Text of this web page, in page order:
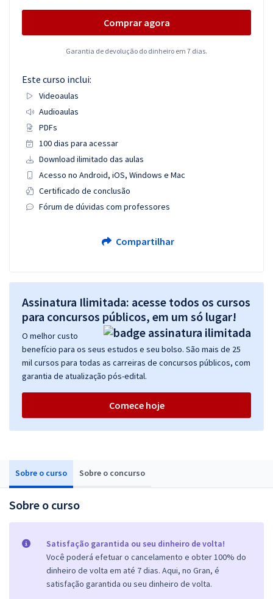
Sobre o curso Sobre o concurso
Sobre o curso
Satisfação garantida ou seu dinheiro de volta!
Você poderá efetuar o cancelamento e obter 100% do
dinheiro de volta em até 7 dias. Aqui, no Gran, é
satisfação garantida ou seu dinheiro de volta.
Comprar agora
Garantia de devolução do dinheiro em 7 dias.
Este curso inclui:
Videoaulas
Audioaulas
PDFs
100 dias para acessar
Download ilimitado das aulas
Acesso no Android, iOS, Windows e Mac
Certificado de conclusão
Fórum de dúvidas com professores
Compartilhar
Assinatura Ilimitada: acesse todos os cursos
para concursos públicos, em um só lugar!
O melhor custo
benefício para os seus estudos e seu bolso. São mais de 25
mil cursos para todas as carreiras de concursos públicos, com
garantia de atualização pós-edital.
Comece hoje